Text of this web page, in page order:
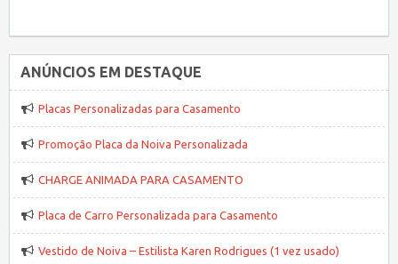
ANÚNCIOS EM DESTAQUE
Placas Personalizadas para Casamento
Promoção Placa da Noiva Personalizada
CHARGE ANIMADA PARA CASAMENTO
Placa de Carro Personalizada para Casamento
Vestido de Noiva – Estilista Karen Rodrigues (1 vez usado)